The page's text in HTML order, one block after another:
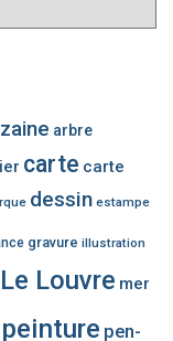
arbre
carte carte
dessin estampe
gravure illustration
Le Louvre mer
peinture pen-